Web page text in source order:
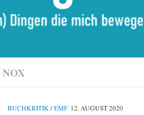
NOX
BUCHKRITIK /EMF 12. AUGUST 2020